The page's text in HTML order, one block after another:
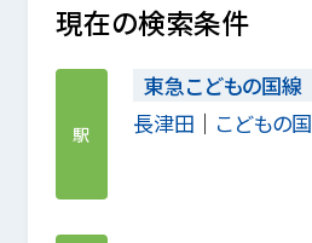
現在の検索条件
駅
東急こどもの国線
長津田
こどもの国